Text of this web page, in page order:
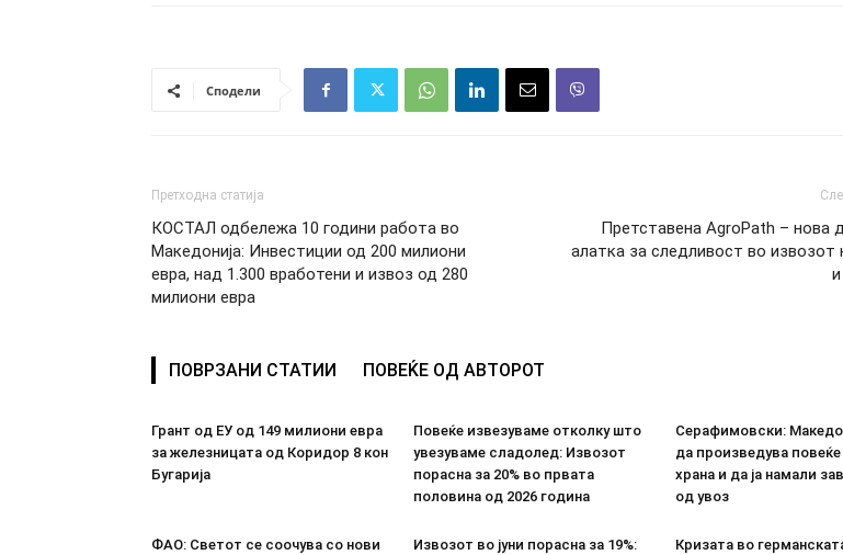
Сподели
Претходна статија
КОСТАЛ одбележа 10 години работа во
Македонија: Инвестиции од 200 милиони
евра, над 1.300 вработени и извоз од 280
милиони евра
Претставена AgroPath – нова
алатка за следливост во извозот
ПОВРЗАНИ СТАТИИ ПОВЕЌЕ ОД АВТОРОТ
Грант од ЕУ од 149 милиони евра
за железницата од Коридор 8 кон
Бугарија
Повеќе извезуваме отколку што
увезуваме сладолед: Извозот
порасна за 20% во првата
половина од 2026 година
Серафимовски:
да произведува
храна и да ја намали
од увоз
ФАО: Светот се соочува со нови
Извозот во јуни порасна за 19%:
Кризата во